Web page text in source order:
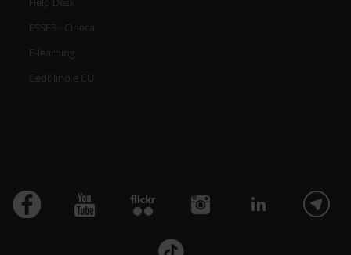
ESSE3 - Cineca
E-learning
Cedolino e CU